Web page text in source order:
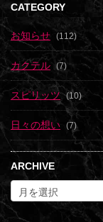
CATEGORY
お知らせ (112)
カクテル (7)
スピリッツ (10)
日々の想い (7)
ARCHIVE